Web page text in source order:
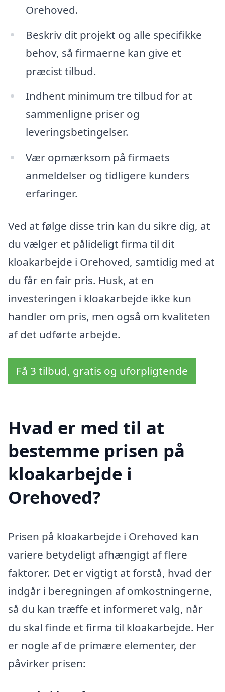
Orehoved.
Beskriv dit projekt og alle specifikke
behov, så firmaerne kan give et
præcist tilbud.
Indhent minimum tre tilbud for at
sammenligne priser og
leveringsbetingelser.
Vær opmærksom på firmaets
anmeldelser og tidligere kunders
erfaringer.
Ved at følge disse trin kan du sikre dig, at
du vælger et pålideligt firma til dit
kloakarbejde i Orehoved, samtidig med at
du får en fair pris. Husk, at en
investeringen i kloakarbejde ikke kun
handler om pris, men også om kvaliteten
af det udførte arbejde.
Få 3 tilbud, gratis og uforpligtende
Hvad er med til at
bestemme prisen på
kloakarbejde i
Orehoved?
Prisen på kloakarbejde i Orehoved kan
variere betydeligt afhængigt af flere
faktorer. Det er vigtigt at forstå, hvad der
indgår i beregningen af omkostningerne,
så du kan træffe et informeret valg, når
du skal finde et firma til kloakarbejde. Her
er nogle af de primære elementer, der
påvirker prisen: